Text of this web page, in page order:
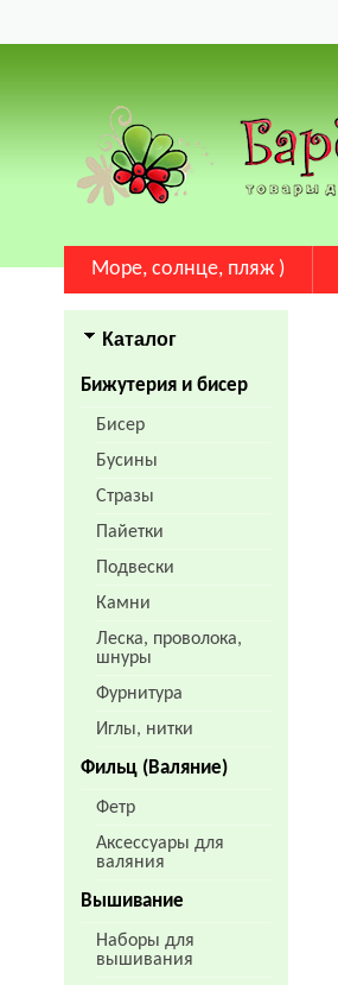
Море, солнце, пляж )
Каталог
Бижутерия и бисер
Бисер
Бусины
Стразы
Пайетки
Подвески
Камни
Леска, проволока,
шнуры
Фурнитура
Иглы, нитки
Фильц (Валяние)
Фетр
Аксессуары для
валяния
Вышивание
Наборы для
вышивания